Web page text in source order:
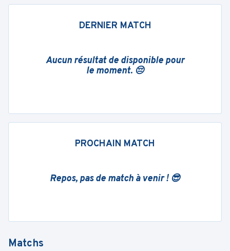
DERNIER MATCH
Aucun résultat de disponible pour
le moment. 😔
PROCHAIN MATCH
Repos, pas de match à venir ! 😎
Matchs